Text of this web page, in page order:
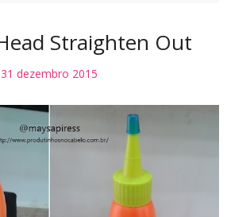
Straighten Out
31 dezembro 2015